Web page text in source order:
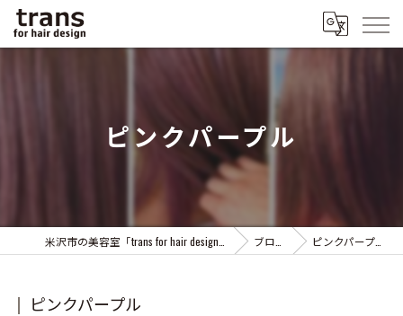
ピンクパープル
ブログ ピンクパープル
ピンクパープル